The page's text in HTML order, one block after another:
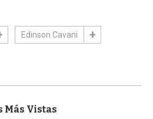
Edinson Cavani
Más Vistas